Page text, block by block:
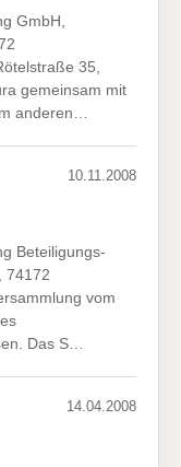
GmbH,
35,
gemeinsam mit
anderen…
10.11.2008
Beteiligungs-
74172
vom
Das S…
14.04.2008